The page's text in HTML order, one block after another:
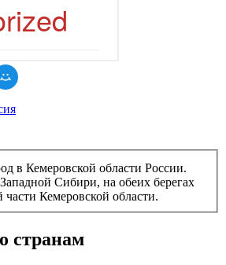
в Кемеровской области России.
Сибири, на обеих берегах
Кемеровской области.
странам